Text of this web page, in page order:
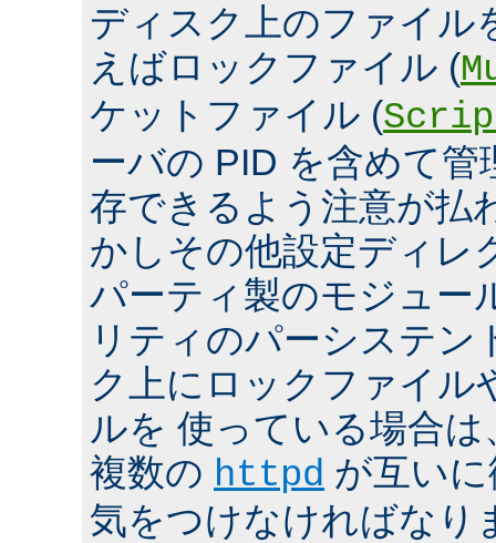
ディスク上のファイル
えばロックファイル (
ケットファイル (
ーバの PID を含めて
存できるよう注意が払
かしその他設定ディレ
パーティ製のモジュー
リティのパーシステン
ク上にロックファイル
ルを 使っている場合
複数の httpd が互い
気をつけなければなり